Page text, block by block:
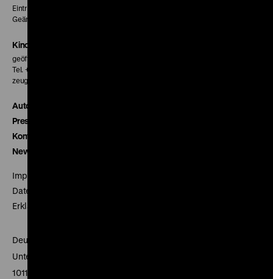
Eintritt 5 €
Geänderte Preise sind im Programm vermerkt.
Kinokasse
geöffnet 30 Minuten vor Beginn der ersten Vorstellung
Tel. + 49 30 20304-770
zeughauskino@dhm.de
Autor*innen
Presse
Kontakt
Newsletter
Impressum
Datenschutz
Erklärung digitale Barrierefreiheit
Deutsches Historisches Museum
Unter den Linden 2
10117 Berlin